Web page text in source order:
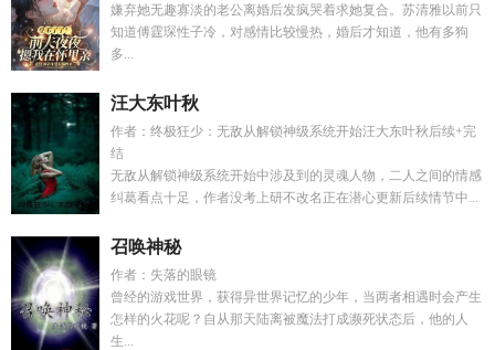
嫌弃她无趣寡淡的老公离婚后发疯哭着求她复合。苏清雅以前只
知道傅霆琛性子冷，对感情比较慢热，婚后才知道，他有多狗
多...
汪大东叶秋
作者：终极狂少：无敌从解锁神级系统开始汪大东叶秋后续+完
结
无敌从解锁神级系统开始中涉及到的灵魂人物，二人之间的情感
纠葛看点十足，作者没考上研不改名正在潜心更新后续情节中...
召唤神秘
作者：失落的眼镜
曾经的游戏世界，获得异世界记忆的少年，当两者相遇时会产生
怎样的火花呢？自从那天陆离被魔法打成濒死状态后，他的人
生...